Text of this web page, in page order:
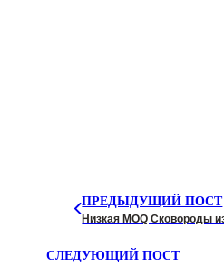
ПРЕДЫДУЩИЙ ПОСТ
СЛЕДУЮЩИЙ ПОСТ